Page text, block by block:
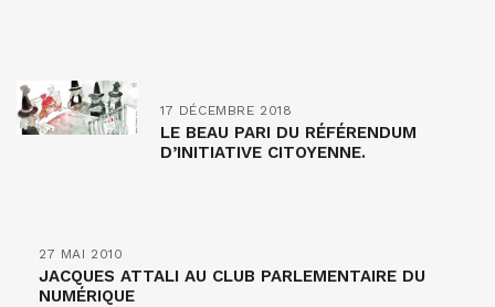
17 DÉCEMBRE 2018
LE BEAU PARI DU RÉFÉRENDUM
D’INITIATIVE CITOYENNE.
27 MAI 2010
JACQUES ATTALI AU CLUB PARLEMENTAIRE DU
NUMÉRIQUE